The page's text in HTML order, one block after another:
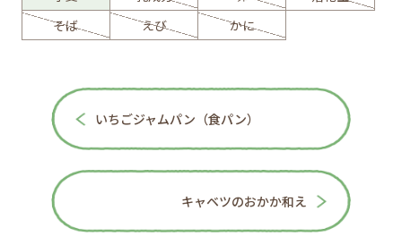
そば
えび かに
いちごジャムパン（食パン）
キャベツのおかか和え